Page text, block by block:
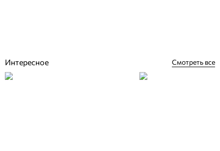
Интересное Смотреть все